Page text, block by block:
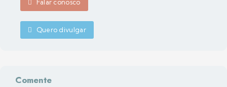
Falar conosco
Quero divulgar
Comente